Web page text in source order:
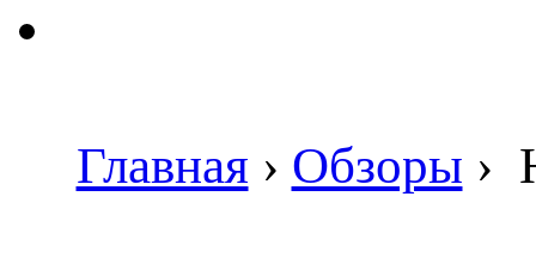
Главная › Обзоры ›